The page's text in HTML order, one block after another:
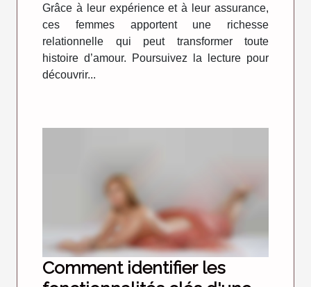
Grâce à leur expérience et à leur assurance,
ces femmes apportent une richesse
relationnelle qui peut transformer toute
histoire d’amour. Poursuivez la lecture pour
découvrir...
Comment identifier les